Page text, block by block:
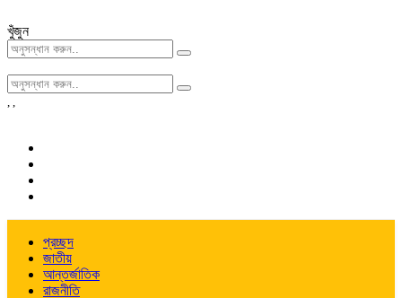
খুঁজুন
, ,
প্রচ্ছদ
জাতীয়
আন্তর্জাতিক
রাজনীতি